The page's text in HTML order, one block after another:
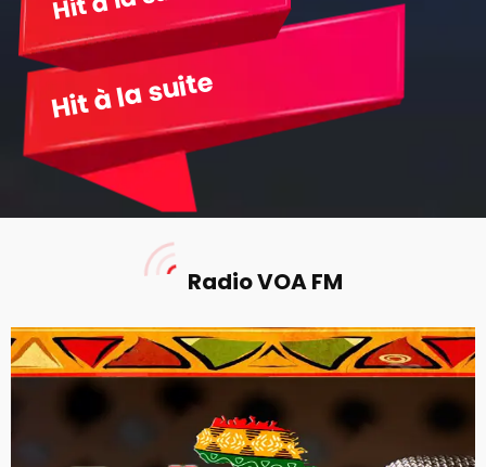
Hit à la suite
Radio VOA FM